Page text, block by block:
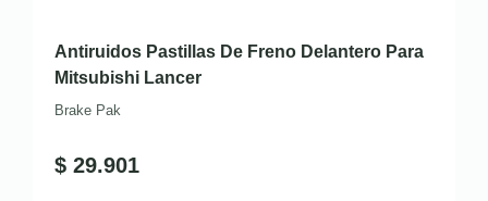
Antiruidos Pastillas De Freno Delantero Para
Mitsubishi Lancer
Brake Pak
$ 29.901